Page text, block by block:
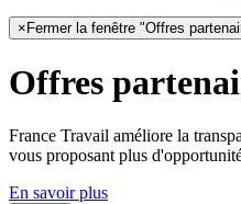
×Fermer la fenêtre "Offres
Offres
France Travail améliore la
vous proposant plus
En savoir plus